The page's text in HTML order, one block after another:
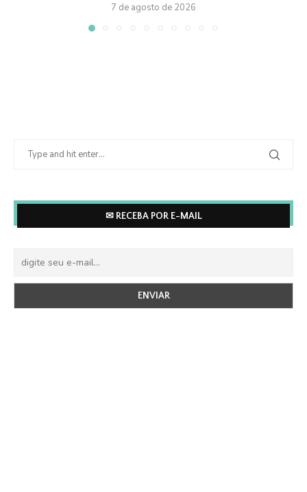
7 de agosto de 2026
✉ RECEBA POR E-MAIL